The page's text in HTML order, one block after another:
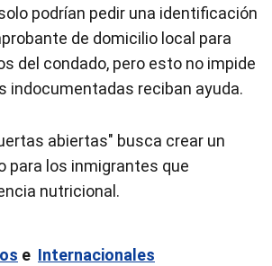
podrían pedir una identificación
de domicilio local para
del condado, pero esto no impide
indocumentadas reciban ayuda.
abiertas" busca crear un
para los inmigrantes que
nutricional.
e Internacionales